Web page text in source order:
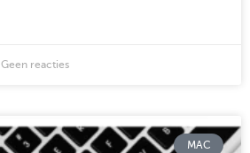
Geen reacties
MAC